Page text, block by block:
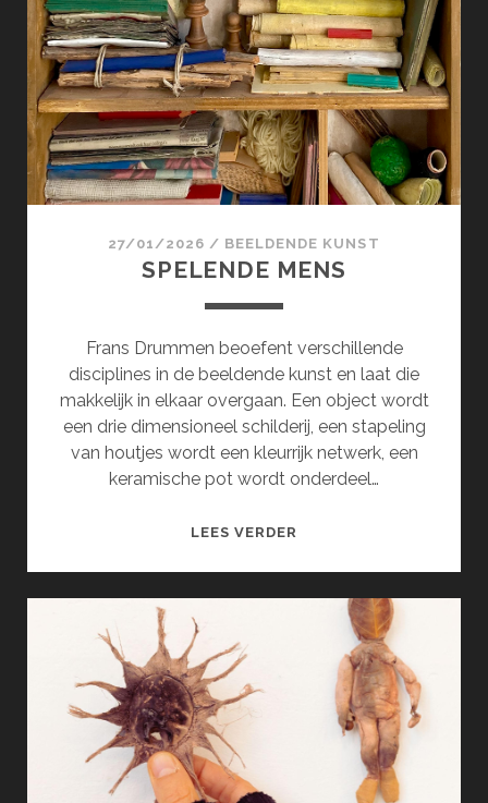
27/01/2026 / BEELDENDE KUNST
SPELENDE MENS
Frans Drummen beoefent verschillende
disciplines in de beeldende kunst en laat die
makkelijk in elkaar overgaan. Een object wordt
een drie dimensioneel schilderij, een stapeling
van houtjes wordt een kleurrijk netwerk, een
keramische pot wordt onderdeel…
LEES VERDER